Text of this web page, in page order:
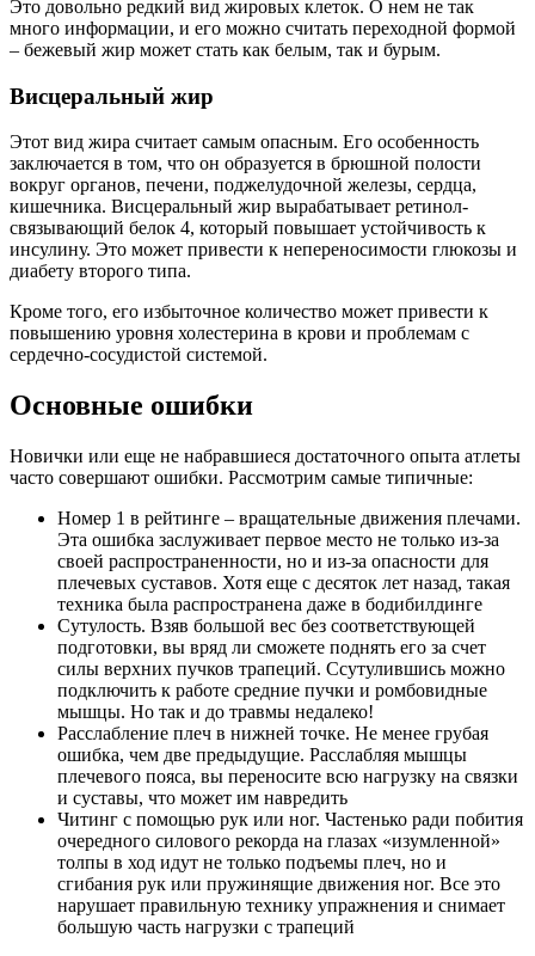
Это довольно редкий вид жировых клеток. О нем не так
много информации, и его можно считать переходной формой
– бежевый жир может стать как белым, так и бурым.
Висцеральный жир
Этот вид жира считает самым опасным. Его особенность
заключается в том, что он образуется в брюшной полости
вокруг органов, печени, поджелудочной железы, сердца,
кишечника. Висцеральный жир вырабатывает ретинол-
связывающий белок 4, который повышает устойчивость к
инсулину. Это может привести к непереносимости глюкозы и
диабету второго типа.
Кроме того, его избыточное количество может привести к
повышению уровня холестерина в крови и проблемам с
сердечно-сосудистой системой.
Основные ошибки
Новички или еще не набравшиеся достаточного опыта атлеты
часто совершают ошибки. Рассмотрим самые типичные:
Номер 1 в рейтинге – вращательные движения плечами.
Эта ошибка заслуживает первое место не только из-за
своей распространенности, но и из-за опасности для
плечевых суставов. Хотя еще с десяток лет назад, такая
техника была распространена даже в бодибилдинге
Сутулость. Взяв большой вес без соответствующей
подготовки, вы вряд ли сможете поднять его за счет
силы верхних пучков трапеций. Ссутулившись можно
подключить к работе средние пучки и ромбовидные
мышцы. Но так и до травмы недалеко!
Расслабление плеч в нижней точке. Не менее грубая
ошибка, чем две предыдущие. Расслабляя мышцы
плечевого пояса, вы переносите всю нагрузку на связки
и суставы, что может им навредить
Читинг с помощью рук или ног. Частенько ради побития
очередного силового рекорда на глазах «изумленной»
толпы в ход идут не только подъемы плеч, но и
сгибания рук или пружинящие движения ног. Все это
нарушает правильную технику упражнения и снимает
большую часть нагрузки с трапеций